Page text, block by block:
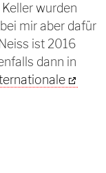
wurden
mir aber dafür
ist 2016
dann in